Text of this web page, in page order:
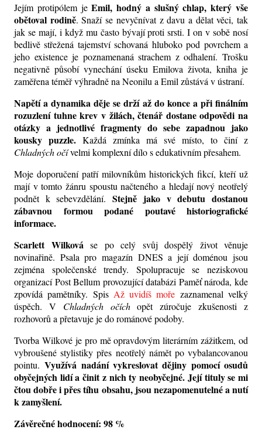
Jejím protipólem jeEmil, hodný a slušný chlap, který vše
obětoval rodině. Snaží se nevyčnívat z davu a dělat věci, tak
jak se mají, i když mu často bývají proti srsti. I on v sobě nosí
bedlivě střežená tajemství schovaná hluboko pod povrchem a
jeho existence je poznamenaná strachem z odhalení. Trošku
negativně působí vynechání úseku Emilova života, kniha je
zaměřena téměř výhradně na Neonilu a Emil zůstává v ústraní.
Napětí a dynamika děje se drží až do konce a při finálním
rozuzlení tuhne krev v žilách, čtenář dostane odpovědi na
otázky a jednotlivé fragmenty do sebe zapadnou jako
kousky puzzle. Každá zmínka má své místo, to činí z
Chladných očívelmi komplexní dílo s edukativním přesahem.
Moje doporučení patří milovníkům historických fikcí, kteří už
mají v tomto žánru spoustu načteného a hledají nový neotřelý
podnět k sebevzdělání.Stejně jako v debutu dostanou
zábavnou formou podané poutavé historiografické
informace.
Scarlett Wilková se po celý svůj dospělý život věnuje
novinařině. Psala pro magazín DNES a její doménou jsou
zejména společenské trendy. Spolupracuje se neziskovou
organizací Post Bellum provozující databázi Paměť národa, kde
zpovídá pamětníky. Spis Až uvidíš moře zaznamenal velký
úspěch. V Chladných očích opět zúročuje zkušenosti z
rozhovorů a přetavuje je do románové podoby.
Tvorba Wilkové je pro mě opravdovým literárním zážitkem, od
vybroušené stylistiky přes neotřelý námět po vybalancovanou
pointu.Využívá nadání vykreslovat dějiny pomocí osudů
obyčejných lidí a činit z nich ty neobyčejné. Její tituly se mi
čtou dobře i přes tíhu obsahu, jsou nezapomenutelné a nutí
k zamyšlení.
Závěrečné hodnocení: 98 %